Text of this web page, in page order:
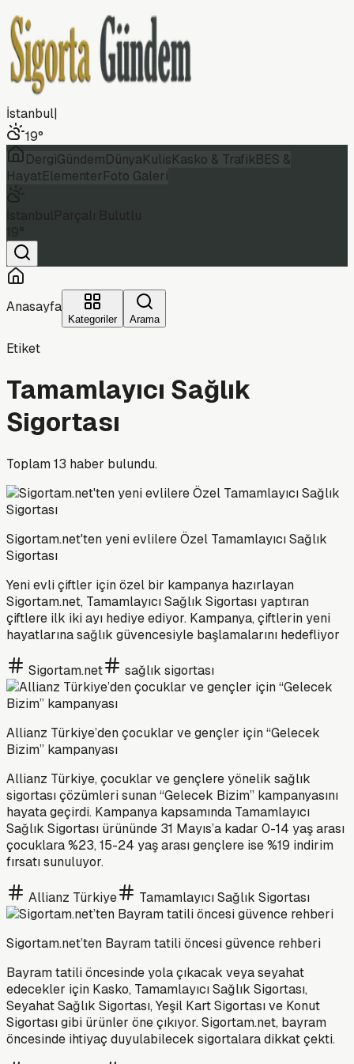
İstanbul|
19°
DergiGündemDünyaKulisKasko & TrafikBES &
HayatElementerFoto Galeri
Anasayfa
Kategoriler Arama
Etiket
Tamamlayıcı Sağlık
Sigortası
Toplam13 haber bulundu.
Sigortam.net'ten yeni evlilere Özel Tamamlayıcı Sağlık
Sigortası
Yeni evli çiftler için özel bir kampanya hazırlayan
Sigortam.net, Tamamlayıcı Sağlık Sigortası yaptıran
çiftlere ilk iki ayı hediye ediyor. Kampanya, çiftlerin yeni
hayatlarına sağlık güvencesiyle başlamalarını hedefliyor
Sigortam.net sağlık sigortası
Allianz Türkiye’den çocuklar ve gençler için “Gelecek
Bizim” kampanyası
Allianz Türkiye, çocuklar ve gençlere yönelik sağlık
sigortası çözümleri sunan “Gelecek Bizim” kampanyasını
hayata geçirdi. Kampanya kapsamında Tamamlayıcı
Sağlık Sigortası ürününde 31 Mayıs’a kadar 0-14 yaş arası
çocuklara %23, 15-24 yaş arası gençlere ise %19 indirim
fırsatı sunuluyor.
Allianz Türkiye Tamamlayıcı Sağlık Sigortası
Sigortam.net’ten Bayram tatili öncesi güvence rehberi
Bayram tatili öncesinde yola çıkacak veya seyahat
edecekler için Kasko, Tamamlayıcı Sağlık Sigortası,
Seyahat Sağlık Sigortası, Yeşil Kart Sigortası ve Konut
Sigortası gibi ürünler öne çıkıyor. Sigortam.net, bayram
öncesinde ihtiyaç duyulabilecek sigortalara dikkat çekti.